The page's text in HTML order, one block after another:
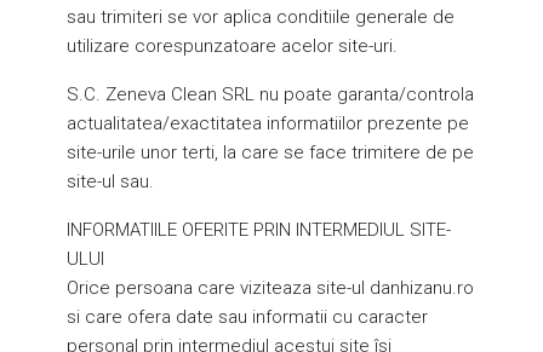
sau trimiteri se vor aplica conditiile generale de
utilizare corespunzatoare acelor site-uri.
S.C. Zeneva Clean SRL nu poate garanta/controla
actualitatea/exactitatea informatiilor prezente pe
site-urile unor terti, la care se face trimitere de pe
site-ul sau.
INFORMATIILE OFERITE PRIN INTERMEDIUL SITE-
ULUI
Orice persoana care viziteaza site-ul danhizanu.ro
si care ofera date sau informatii cu caracter
personal prin intermediul acestui site îsi